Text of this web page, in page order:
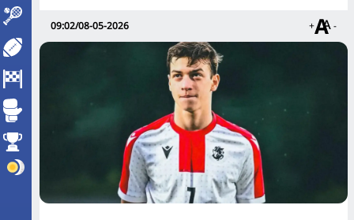
09:02/08-05-2026 + -